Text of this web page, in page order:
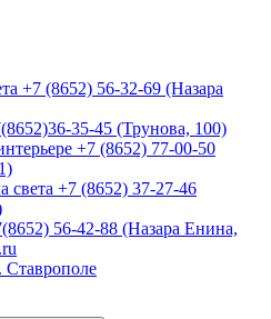
+7 (8652) 56-32-69 (Назара
35-45 (Трунова, 100)
+7 (8652) 77-00-50
света +7 (8652) 37-27-46
56-42-88 (Назара Енина,
Ставрополе